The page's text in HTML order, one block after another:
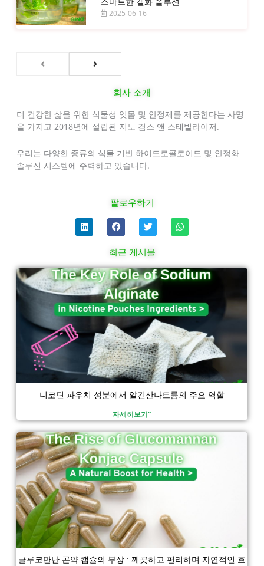
2025-06-16
회사 소개
더 건강한 삶을 위한 식물성 잇몸 및 안정제를 제공한다는 사명
을 가지고 2018년에 설립된 지노 검스 앤 스태빌라이저.
우리는 다양한 종류의 식물 기반 하이드로콜로이드 및 안정화
솔루션 시스템에 주력하고 있습니다.
팔로우하기
링
크
드
F
a
c
e
b
o
o
k
트
위
터
W
h
a
a
p
p
최근 게시물
니코틴 파우치 성분에서 알긴산나트륨의 주요 역할
자세히보기"
글루코만난 곤약 캡슐의 부상 : 깨끗하고 편리하며 자연적인 효
페
이
지
페
이
지
페
이
지
페
이
지